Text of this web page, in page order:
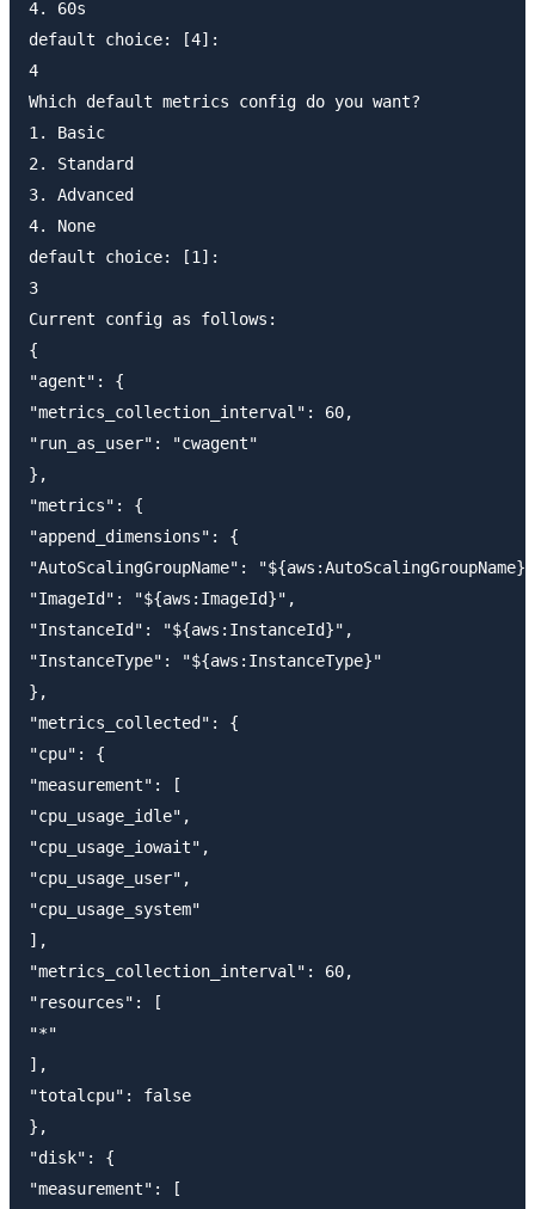
4. 60s
default choice: [4]:
4
Which default metrics config do you want?
1. Basic
2. Standard
3. Advanced
4. None
default choice: [1]:
3
Current config as follows:
{
"agent": {
"metrics_collection_interval": 60,
"run_as_user": "cwagent"
},
"metrics": {
"append_dimensions": {
"AutoScalingGroupName":
"ImageId": "${aws:ImageId}",
"InstanceId": "${aws:InstanceId}",
"InstanceType": "${aws:InstanceType}"
},
"metrics_collected": {
"cpu": {
"measurement": [
"cpu_usage_idle",
"cpu_usage_iowait",
"cpu_usage_user",
"cpu_usage_system"
],
"metrics_collection_interval": 60,
"resources": [
"*"
],
"totalcpu": false
},
"disk": {
"measurement": [